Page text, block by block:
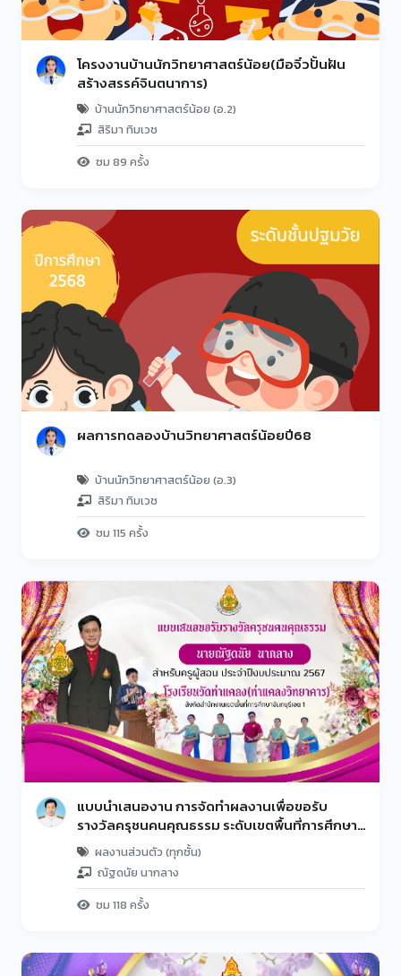
โครงงานบ้านนักวิทยาศาสตร์น้อย(มือจิ๋วปั้นฝัน
สร้างสรรค์จินตนาการ)
บ้านนักวิทยาศาสตร์น้อย (อ.2)
สิริมา ทิมเวช
ชม 89 ครั้ง
ผลการทดลองบ้านวิทยาศาสตร์น้อยปี68
บ้านนักวิทยาศาสตร์น้อย (อ.3)
สิริมา ทิมเวช
ชม 115 ครั้ง
แบบนําเสนองาน การจัดทําผลงานเพื่อขอรับ
รางวัลครุชนคนคุณธรรม ระดับเขตพื้นที่การศึกษา
ประจำปีงบประมาณ พ.ศ. 2567
ผลงานส่วนตัว (ทุกชั้น)
ณัฐดนัย นากลาง
ชม 118 ครั้ง